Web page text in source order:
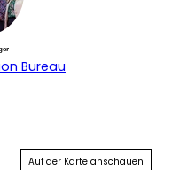
Bureau
Auf der Karte anschauen